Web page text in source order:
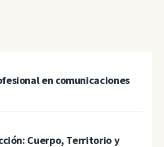
en comunicaciones
Cuerpo, Territorio y